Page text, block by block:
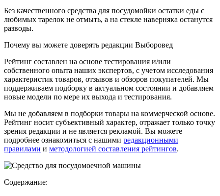
Без качественного средства для посудомойки остатки еды с
любимых тарелок не отмыть, а на стекле наверняка останутся
разводы.
Почему вы можете доверять редакции Выборовед
Рейтинг составлен на основе тестирования и/или
собственного опыта наших экспертов, с учетом исследования
характеристик товаров, отзывов и обзоров покупателей. Мы
поддерживаем подборку в актуальном состоянии и добавляем
новые модели по мере их выхода и тестирования.
Мы не добавляем в подборки товары на коммерческой основе.
Рейтинг носит субъективный характер, отражает только точку
зрения редакции и не является рекламой. Вы можете
подробнее ознакомиться с нашими редакционными
правилами и методологией составления рейтингов.
Содержание: